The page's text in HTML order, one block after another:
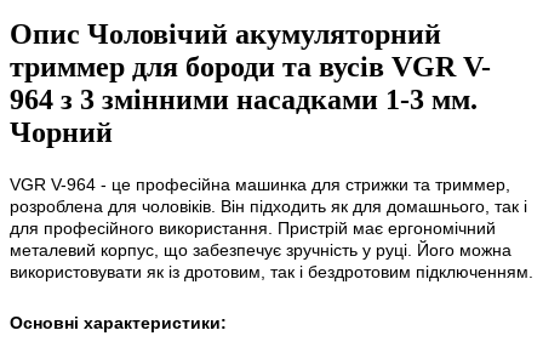
Опис Чоловічий акумуляторний
триммер для бороди та вусів VGR V-
964 з 3 змінними насадками 1-3 мм.
Чорний
VGR V-964 - це професійна машинка для стрижки та триммер,
розроблена для чоловіків. Він підходить як для домашнього, так і
для професійного використання. Пристрій має ергономічний
металевий корпус, що забезпечує зручність у руці. Його можна
використовувати як із дротовим, так і бездротовим підключенням.
Основні характеристики: